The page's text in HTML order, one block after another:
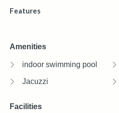
Features
Amenities
indoor swimming pool
Jacuzzi
Facilities